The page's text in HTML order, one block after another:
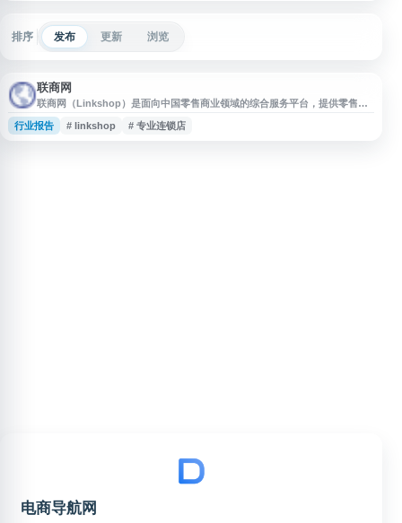
排序 发布 更新 浏览
联商网
联商网（Linkshop）是面向中国零售商业领域的综合服务平台，提供零售业
资讯、行业观察、数据分析、培训会议及商务对接等内容。网站覆盖购物中
心、超市、便利店、百货、专业连锁、线上零售等业态，并关注商业地产、零
行业报告 # linkshop # 专业连锁店
电商导航网